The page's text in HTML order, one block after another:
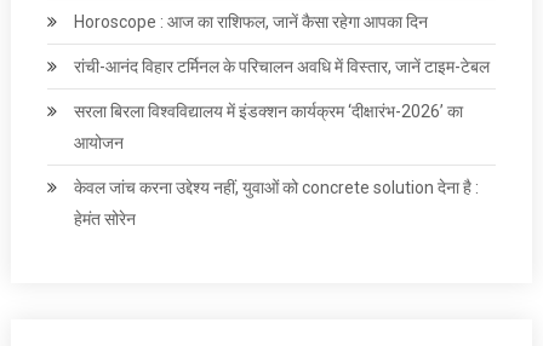
Horoscope : आज का राशिफल, जानें कैसा रहेगा आपका दिन
रांची-आनंद विहार टर्मिनल के परिचालन अवधि में विस्तार, जानें टाइम-टेबल
सरला बिरला विश्वविद्यालय में इंडक्शन कार्यक्रम ‘दीक्षारंभ-2026’ का
आयोजन
केवल जांच करना उद्देश्‍य नहीं, युवाओं को concrete solution देना है :
हेमंत सोरेन